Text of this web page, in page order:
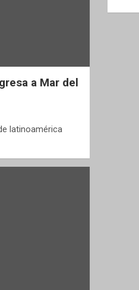
a Mar del
latinoamérica